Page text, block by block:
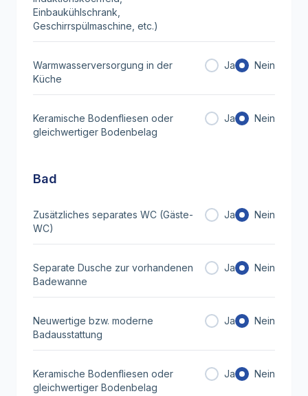
Einbaukühlschrank,
Geschirrspülmaschine, etc.)
Warmwasserversorgung in der
Küche
Ja Nein
Keramische Bodenfliesen oder
gleichwertiger Bodenbelag
Ja Nein
Bad
Zusätzliches separates WC (Gäste-
WC)
Ja Nein
Separate Dusche zur vorhandenen
Badewanne
Ja Nein
Neuwertige bzw. moderne
Badausstattung
Ja Nein
Keramische Bodenfliesen oder
gleichwertiger Bodenbelag
Ja Nein